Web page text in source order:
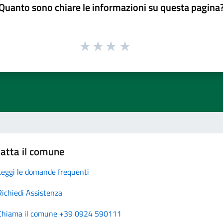
sono chiare le informazioni su questa
il comune
le domande frequenti
Assistenza
il comune +39 0924 590111